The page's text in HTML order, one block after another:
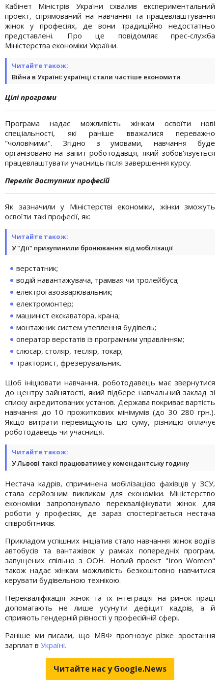
Кабінет Міністрів України схвалив експериментальний
проект, спрямований на навчання та працевлаштування
жінок у професіях, де вони традиційно недостатньо
представлені. Про це повідомляє прес-служба
Міністерства економіки України.
Читайте також:
Війна в Україні: українці стали частіше економити
Цілі програми
Програма надає можливість жінкам освоїти нові
спеціальності, які раніше вважалися переважно
"чоловічими". Згідно з умовами, навчання буде
організовано на запит роботодавця, який зобов'язується
працевлаштувати учасниць після завершення курсу.
Перелік доступних професій
Як зазначили у Міністерстві економіки, жінки зможуть
освоїти такі професії, як:
Читайте також:
У "Дії" призупинили бронювання від мобілізації
верстатник;
водій навантажувача, трамвая чи тролейбуса;
електрогазозварювальник;
електромонтер;
машиніст екскаватора, крана;
монтажник систем утеплення будівель;
оператор верстатів із програмним управлінням;
слюсар, столяр, тесляр, токар;
тракторист, фрезерувальник.
Щоб ініціювати навчання, роботодавець має звернутися
до центру зайнятості, який підбере навчальний заклад зі
списку акредитованих установ. Держава покриває вартість
навчання до 10 прожиткових мінімумів (до 30 280 грн.).
Якщо витрати перевищують цю суму, різницю оплачує
роботодавець чи учасниця.
Читайте також:
У Львові таксі працюватиме у комендантську годину
Нестача кадрів, спричинена мобілізацією фахівців у ЗСУ,
стала серйозним викликом для економіки. Міністерство
економіки запропонувало перекваліфікувати жінок для
роботи у професіях, де зараз спостерігається нестача
співробітників.
Прикладом успішних ініціатив стало навчання жінок водіїв
автобусів та вантажівок у рамках попередніх програм,
запущених спільно з ООН. Новий проект "Iron Women"
також надає жінкам можливість безкоштовно навчитися
керувати будівельною технікою.
Перекваліфікація жінок та їх інтеграція на ринок праці
допомагають не лише усунути дефіцит кадрів, а й
сприяють гендерній рівності у професійній сфері.
Раніше ми писали, що МВФ прогнозує різке зростання
зарплат в Україні.
Читайте нас у Google.News